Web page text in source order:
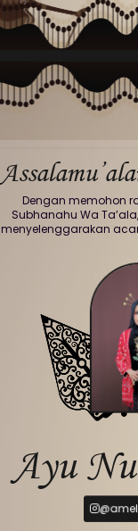
Dengan memohon
Subhanahu Wa
menyelenggarakan
Ayu